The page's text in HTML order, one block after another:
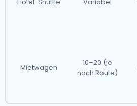
Mietwagen
10–20 (je
nach Route)